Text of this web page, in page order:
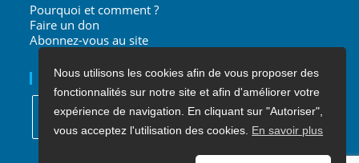
Pourquoi et comment ?
Faire un don
Abonnez-vous au site
NOUS SUIVRE
dans
Nous utilisons les cookies afin de vous proposer des
fonctionnalités sur notre site et afin d'améliorer votre
expérience de navigation. En cliquant sur "Autoriser",
vous acceptez l'utilisation des cookies. En savoir plus